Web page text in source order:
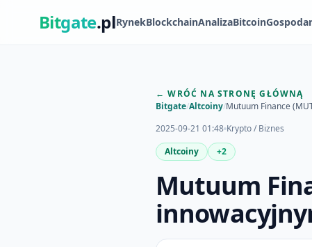
Bitgate.plRynekBlockchainAnalizaBitcoin
← WRÓĆ NA STRONĘ GŁÓWNĄ
Bitgate/Altcoiny/Mutuum Finance
2025-09-21 01:48 Krypto / Biznes
Altcoiny
+2
Mutuum